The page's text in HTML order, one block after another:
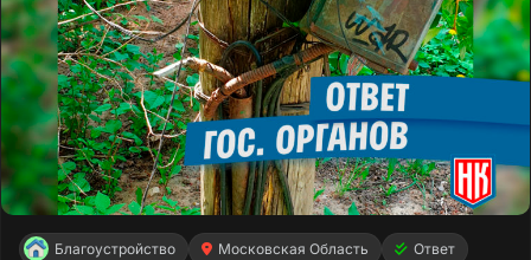
Благоустройство Московская Область
Ответ